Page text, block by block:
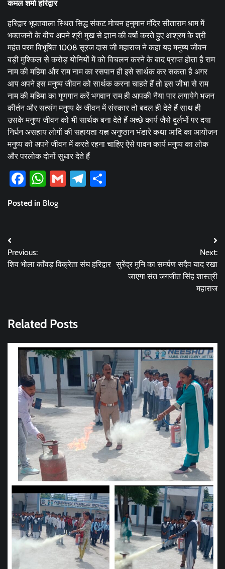
कमल शर्मा हरिद्वार
हरिद्वार भूपतवाला स्थित सिद्ध संकट मोचन हनुमान मंदिर सीताराम धाम में
भक्तजनों के बीच अपने श्री मुख से ज्ञान की वर्षा करते हुए आश्रम के श्री
महंत परम विभूषित 1008 सूरज दास जी महाराज ने कहा यह मनुष्य जीवन
बड़ी मुश्किल से करोड़ योनियों में को विचलन करने के बाद प्राप्त होता है राम
नाम की महिमा और राम नाम का रसपान ही इसे सार्थक कर सकता है अगर
आप अपने इस मनुष्य जीवन को सार्थक करना चाहते हैं तो इस जीभा से राम
नाम की महिमा का गुणगान करें भगवान राम ही आपकी नैया पार लगायेगे भजन
कीर्तन और सत्संग मनुष्य के जीवन में संस्कार तो बदल ही देते हैं साथ ही
उसके मनुष्य जीवन को भी सार्थक बना देते हैं अच्छे कार्य जैसे दुर्लभों पर दया
निर्धन असहाय लोगों की सहायता यज्ञ अनुष्ठान भंडारे कथा आदि का आयोजन
मनुष्य को अपने जीवन में करते रहना चाहिए ऐसे पावन कार्य मनुष्य का लोक
और परलोक दोनों सुधार देते हैं
Facebook
WhatsApp
GmailTelegram
Posted in Blog
Post
navigation
Previous:
शिव भोला काँवड़ विक्रेता संघ हरिद्वार
Next:
सुरेंद्र मुनि का समर्पण सदैव याद रखा
जाएगा संत जगजीत सिंह शास्त्री
महाराज
Related Posts